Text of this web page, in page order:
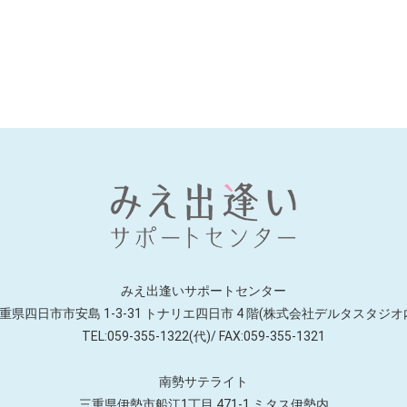
みえ出逢いサポートセンター
県四日市市安島 1-3-31 トナリエ四日市 4 階(株式会社デルタスタジオ
TEL:059-355-1322(代)/ FAX:059-355-1321
南勢サテライト